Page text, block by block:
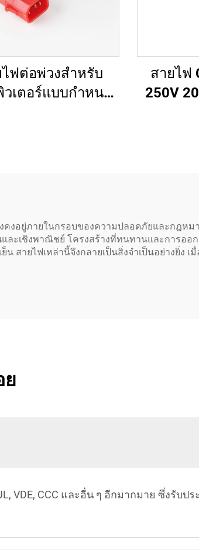
ฟต่อพ่วงสำหรับ
เตอร์แบบกำหนด
สายไฟ
250V
คงอยู่ภายในกรอบของความปลอดภัยและกฎหม
ละเชิงพาณิชย์ โครงสร้างที่ทนทานและการอ
สายไฟเหล่านี้จึงกลายเป็นสิ่งจำเป็นอย่างยิ่ง เ
ย
VDE, CCC และอื่น ๆ อีกมากมาย ซึ่งรับปร